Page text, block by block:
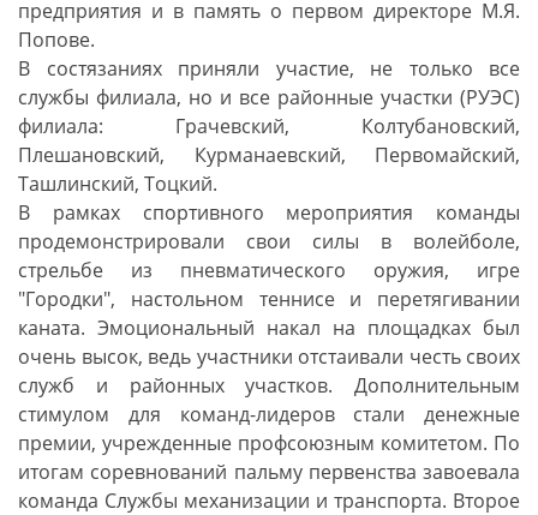
предприятия и в память о первом директоре М.Я.
Попове.
В состязаниях приняли участие, не только все
службы филиала, но и все районные участки (РУЭС)
филиала: Грачевский, Колтубановский,
Плешановский, Курманаевский, Первомайский,
Ташлинский, Тоцкий.
В рамках спортивного мероприятия команды
продемонстрировали свои силы в волейболе,
стрельбе из пневматического оружия, игре
"Городки", настольном теннисе и перетягивании
каната. Эмоциональный накал на площадках был
очень высок, ведь участники отстаивали честь своих
служб и районных участков. Дополнительным
стимулом для команд-лидеров стали денежные
премии, учрежденные профсоюзным комитетом. По
итогам соревнований пальму первенства завоевала
команда Службы механизации и транспорта. Второе